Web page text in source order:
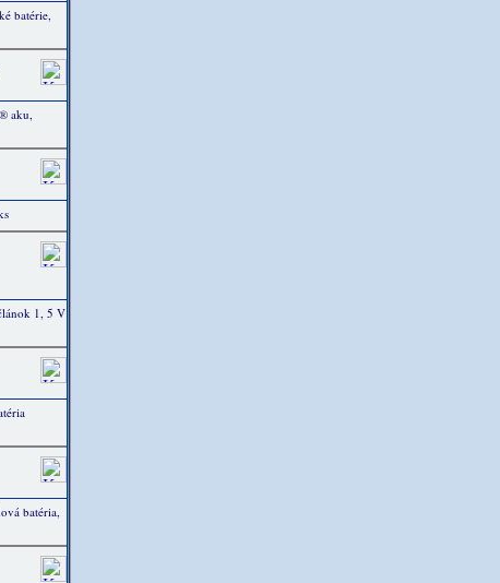
batérie,
aku,
1, 5 V
batéria,